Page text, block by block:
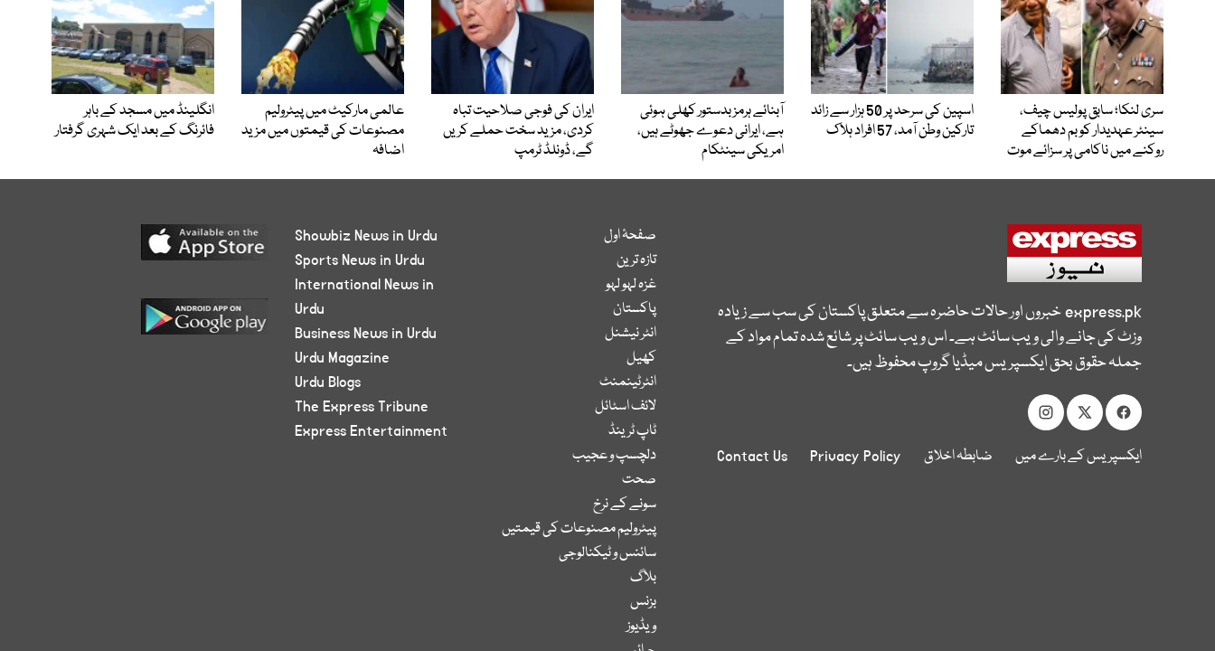
سری لنکا؛ سابق پولیس چیف،
سینئر عہدیدار کو بم دھماکے
روکنے میں ناکامی پر سزائے موت
اسپین کی سرحد پر 50 ہزار سے زائد
تارکین وطن آمد، 57 افراد ہلاک
آبنائے ہرمز بدستور کھلی ہوئی
ہے، ایرانی دعوے جھوٹے ہیں،
امریکی سینٹکام
ایران کی فوجی صلاحیت تباہ
کردی، مزید سخت حملے کریں
گے، ڈونلڈ ٹرمپ
عالمی مارکیٹ میں پیٹرولیم
مصنوعات کی قیمتوں میں مزید
اضافہ
انگلینڈ میں مسجد کے باہر
فائرنگ کے بعد ایک شہری گرفتار
express.pkخبروں اور حالات حاضرہ سے متعلق پاکستان کی سب سے زیادہ
وزٹ کی جانے والی ویب سائٹ ہے۔ اس ویب سائٹ پر شائع شدہ تمام مواد کے
جملہ حقوق بحق ایکسپریس میڈیا گروپ محفوظ ہیں۔
ایکسپریس کے بارے میں ضابطہ اخلاق Privacy Policy
Contact Us
صفحۂ اول
تازہ ترین
غزہ لہو لہو
پاکستان
انٹر نیشنل
کھیل
انٹرٹینمنٹ
لائف اسٹائل
ٹاپ ٹرینڈ
دلچسپ و عجیب
صحت
سونے کے نرخ
پیٹرولیم مصنوعات کی قیمتیں
سائنس و ٹیکنالوجی
بلاگ
بزنس
ویڈیوز
Showbiz News in Urdu
Sports News in Urdu
International News in
Urdu
Business News in Urdu
Urdu Magazine
Urdu Blogs
The Express Tribune
Express Entertainment